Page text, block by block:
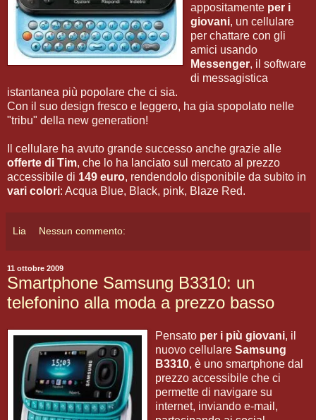
appositamente per i
giovani, un cellulare
per chattare con gli
amici usando
Messenger, il software
di messagistica
istantanea più popolare che ci sia.
Con il suo design fresco e leggero, ha gia spopolato nelle
"tribu" della new generation!
Il cellulare ha avuto grande successo anche grazie alle
offerte di Tim, che lo ha lanciato sul mercato al prezzo
accessibile di 149 euro, rendendolo disponibile da subito in
vari colori: Acqua Blue, Black, pink, Blaze Red.
Lia Nessun commento:
11 ottobre 2009
Smartphone Samsung B3310: un
telefonino alla moda a prezzo basso
Pensato per i più giovani, il
nuovo cellulare Samsung
B3310, è uno smartphone dal
prezzo accessibile che ci
permette di navigare su
internet, inviando e-mail,